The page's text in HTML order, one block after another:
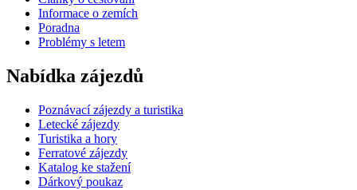
Informace o zemích
Poradna
Problémy s letem
Nabídka zájezdů
Poznávací zájezdy a turistika
Letecké zájezdy
Turistika a hory
Ferratové zájezdy
Katalog ke stažení
Dárkový poukaz